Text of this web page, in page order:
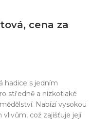
cena za
hadice s jedním
středně a nízkotlaké
Nabízí vysokou
vlivům, což zajišťuje její